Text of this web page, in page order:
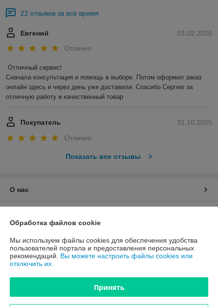
22 отзывов за всё время
03.02.2026
Евгений
Отлично
Отличный сервис!
Сначала консультация и помощь в выборе. Потом оформил заказ
онлайн здесь и через день уже доставили. Спасибо Сергею за
отличную работу и качественный товар
31.10.2025
Покупатель
Отлично
Показать все отзывы
О нас
График работы
Полная версия сайта
Политика обработки cookies
Обработка файлов cookie
Мы используем файлы cookies для обеспечения удобства
пользователей портала и предоставления персональных
рекомендаций. Вы можете настроить файлы cookies или
отключить их.
Принять